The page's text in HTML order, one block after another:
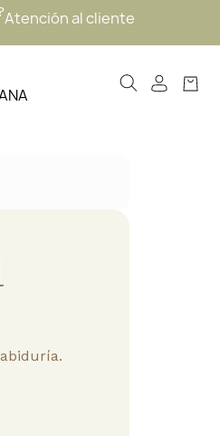
Atención al cliente